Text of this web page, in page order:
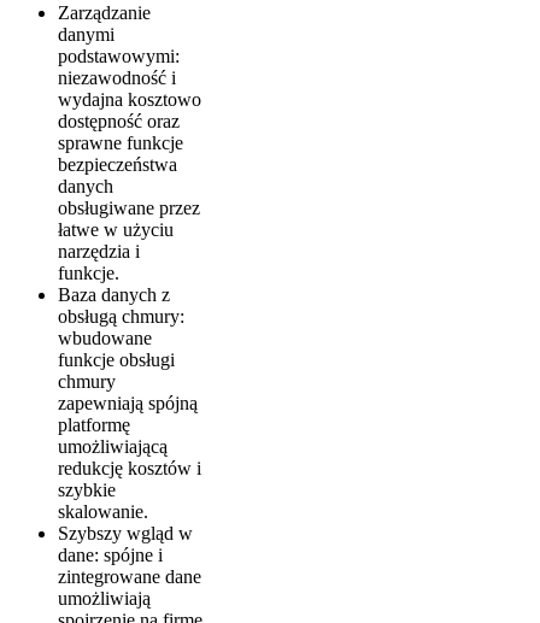
Zarządzanie
danymi
podstawowymi:
niezawodność i
wydajna kosztowo
dostępność oraz
sprawne funkcje
bezpieczeństwa
danych
obsługiwane przez
łatwe w użyciu
narzędzia i
funkcje.
Baza danych z
obsługą chmury:
wbudowane
funkcje obsługi
chmury
zapewniają spójną
platformę
umożliwiającą
redukcję kosztów i
szybkie
skalowanie.
Szybszy wgląd w
dane: spójne i
zintegrowane dane
umożliwiają